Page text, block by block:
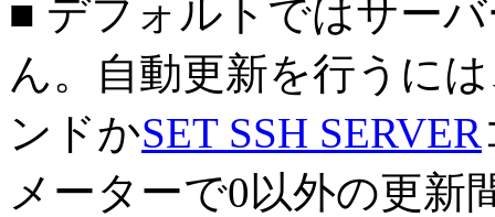
■ デフォルトではサー
ん。自動更新を行うに
ンドかSET SSH SERVER
メーターで0以外の更新